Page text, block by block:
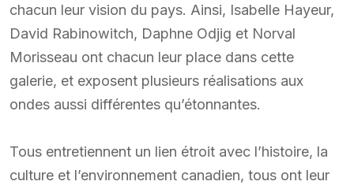
chacun leur vision du pays. Ainsi, Isabelle Hayeur,
David Rabinowitch, Daphne Odjig et Norval
Morisseau ont chacun leur place dans cette
galerie, et exposent plusieurs réalisations aux
ondes aussi différentes qu’étonnantes.
Tous entretiennent un lien étroit avec l’histoire, la
culture et l’environnement canadien, tous ont leur